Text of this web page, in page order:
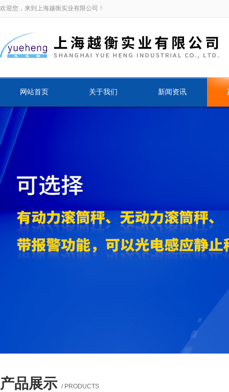
欢迎您，来到上海越衡实业有限公司！
网站首页 关于我们 新闻资讯
产品展示 / PRODUCTS